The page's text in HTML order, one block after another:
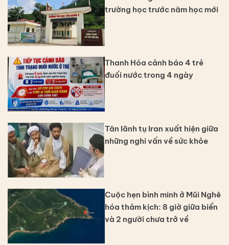
trường học trước năm học mới
Thanh Hóa cảnh báo 4 trẻ
đuối nước trong 4 ngày
Tân lãnh tụ Iran xuất hiện giữa
những nghi vấn về sức khỏe
Cuộc hẹn bình minh ở Mũi Nghê
hóa thảm kịch: 8 giờ giữa biển
và 2 người chưa trở về